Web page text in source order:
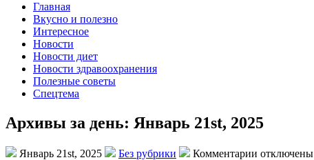
Главная
Вкусно и полезно
Интересное
Новости
Новости диет
Новости здравоохранения
Полезные советы
Спецтема
Архивы за день: Январь 21st, 2025
Январь 21st, 2025 Без рубрики Комментарии отключены